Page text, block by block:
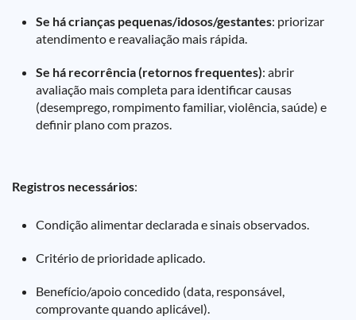
Se há crianças pequenas/idosos/gestantes: priorizar
atendimento e reavaliação mais rápida.
Se há recorrência (retornos frequentes): abrir
avaliação mais completa para identificar causas
(desemprego, rompimento familiar, violência, saúde) e
definir plano com prazos.
Registros necessários:
Condição alimentar declarada e sinais observados.
Critério de prioridade aplicado.
Benefício/apoio concedido (data, responsável,
comprovante quando aplicável).